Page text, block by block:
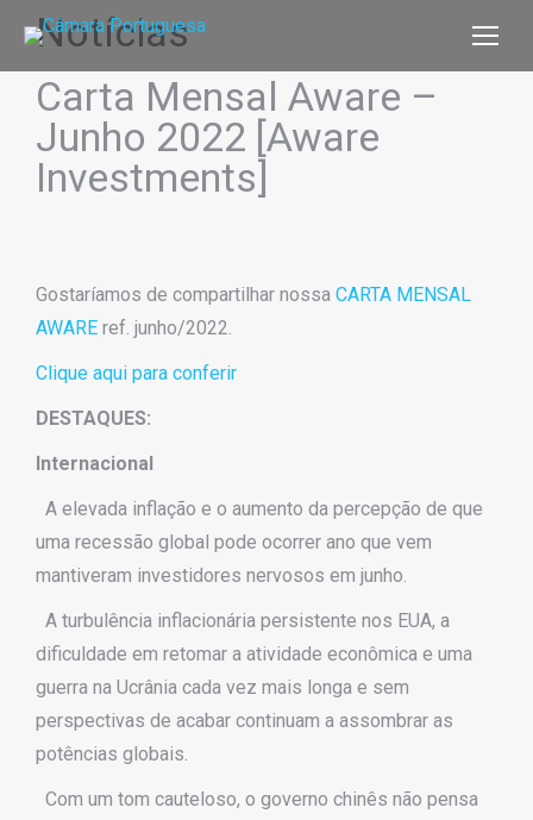
Notícias
Carta Mensal Aware –
Junho 2022 [Aware
Investments]
Gostaríamos de compartilhar nossa CARTA MENSAL
AWARE ref. junho/2022.
Clique aqui para conferir
DESTAQUES:
Internacional
A elevada inflação e o aumento da percepção de que
uma recessão global pode ocorrer ano que vem
mantiveram investidores nervosos em junho.
A turbulência inflacionária persistente nos EUA, a
dificuldade em retomar a atividade econômica e uma
guerra na Ucrânia cada vez mais longa e sem
perspectivas de acabar continuam a assombrar as
potências globais.
Com um tom cauteloso, o governo chinês não pensa